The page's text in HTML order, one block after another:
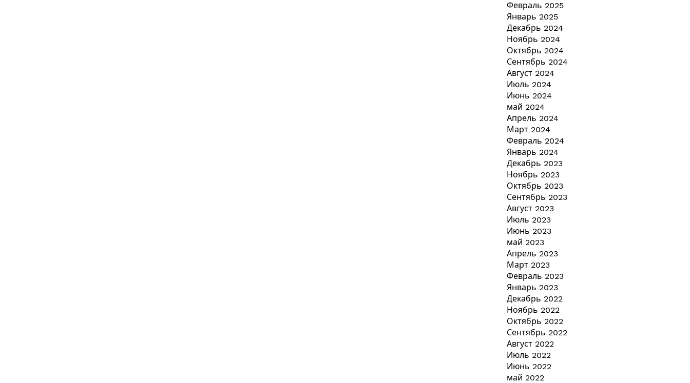
Февраль 2025
Январь 2025
Декабрь 2024
Ноябрь 2024
Октябрь 2024
Сентябрь 2024
Август 2024
Июль 2024
Июнь 2024
май 2024
Апрель 2024
Март 2024
Февраль 2024
Январь 2024
Декабрь 2023
Ноябрь 2023
Октябрь 2023
Сентябрь 2023
Август 2023
Июль 2023
Июнь 2023
май 2023
Апрель 2023
Март 2023
Февраль 2023
Январь 2023
Декабрь 2022
Ноябрь 2022
Октябрь 2022
Сентябрь 2022
Август 2022
Июль 2022
Июнь 2022
май 2022